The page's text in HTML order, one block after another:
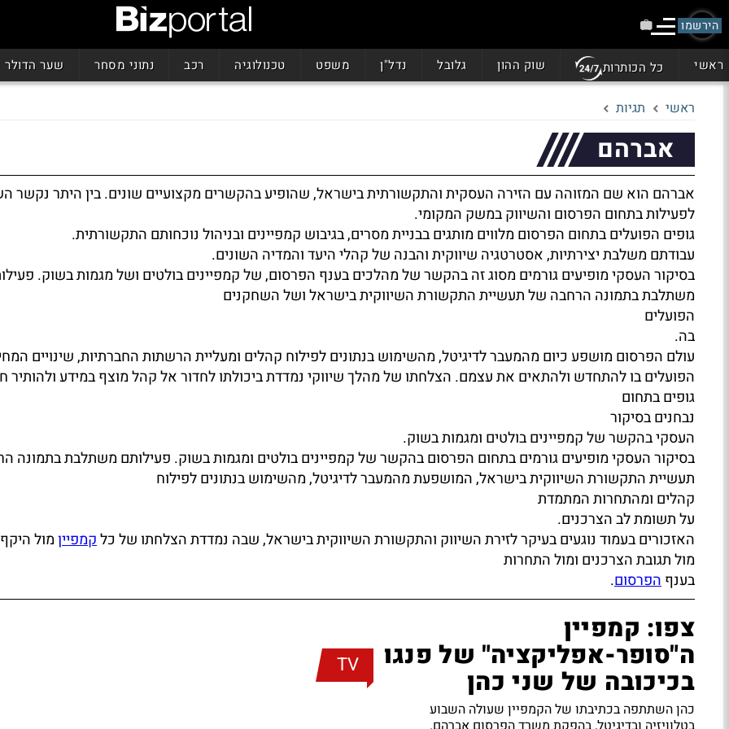
הירשמו
ראשי כל הכותרות שוק ההון גלובל נדל"ן משפט טכנולוגיה רכב נתוני מסחר שער הדולר
ראשי תגיות
אברהם
אברהם הוא שם המזוהה עם הזירה העסקית והתקשורתית בישראל, שהופיע בהקשרים מקצועיים שונים. בין היתר נקשר
לפעילות בתחום הפרסום והשיווק במשק המקומי.
גופים הפועלים בתחום הפרסום מלווים מותגים בבניית מסרים, בגיבוש קמפיינים ובניהול נוכחותם התקשורתית.
עבודתם משלבת יצירתיות, אסטרטגיה שיווקית והבנה של קהלי היעד והמדיה השונים.
בסיקור העסקי מופיעים גורמים מסוג זה בהקשר של מהלכים בענף הפרסום, של קמפיינים בולטים ושל מגמות בשוק.
משתלבת בתמונה הרחבה של תעשיית התקשורת השיווקית בישראל ושל השחקנים
הפועלים
בה.
עולם הפרסום מושפע כיום מהמעבר לדיגיטל, מהשימוש בנתונים לפילוח קהלים ומעליית הרשתות החברתיות, שינויים
הפועלים בו להתחדש ולהתאים את עצמם. הצלחתו של מהלך שיווקי נמדדת ביכולתו לחדור אל קהל מוצף במידע ולהותיר
גופים בתחום
נבחנים בסיקור
העסקי בהקשר של קמפיינים בולטים ומגמות בשוק.
בסיקור העסקי מופיעים גורמים בתחום הפרסום בהקשר של קמפיינים בולטים ומגמות בשוק. פעילותם משתלבת בתמונה
תעשיית התקשורת השיווקית בישראל, המושפעת מהמעבר לדיגיטל, מהשימוש בנתונים לפילוח
קהלים ומהתחרות המתמדת
על תשומת לב הצרכנים.
האזכורים בעמוד נוגעים בעיקר לזירת השיווק והתקשורת השיווקית בישראל, שבה נמדדת הצלחתו של כלקמפייןמול
מול תגובת הצרכנים ומול התחרות
בענףהפרסום.
צפו: קמפיין
ה"סופר-אפליקציה" של פנגו
בכיכובה של שני כהן
כהן השתתפה בכתיבתו של הקמפיין שעולה השבוע
TV